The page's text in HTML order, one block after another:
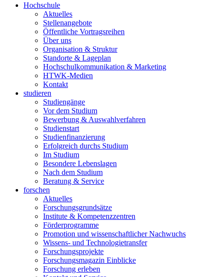
Hochschule
Aktuelles
Stellenangebote
Öffentliche Vortragsreihen
Über uns
Organisation & Struktur
Standorte & Lageplan
Hochschulkommunikation & Marketing
HTWK-Medien
Kontakt
studieren
Studiengänge
Vor dem Studium
Bewerbung & Auswahlverfahren
Studienstart
Studienfinanzierung
Erfolgreich durchs Studium
Im Studium
Besondere Lebenslagen
Nach dem Studium
Beratung & Service
forschen
Aktuelles
Forschungsgrundsätze
Institute & Kompetenzzentren
Förderprogramme
Promotion und wissenschaftlicher Nachwuchs
Wissens- und Technologietransfer
Forschungsprojekte
Forschungsmagazin Einblicke
Forschung erleben